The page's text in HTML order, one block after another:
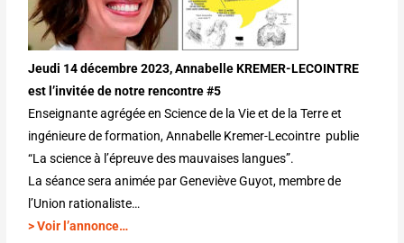
Jeudi 14 décembre 2023, Annabelle KREMER-LECOINTRE
est l’invitée de notre rencontre #5
Enseignante agrégée en Science de la Vie et de la Terre et
ingénieure de formation, Annabelle Kremer-Lecointre publie
“La science à l’épreuve des mauvaises langues”.
La séance sera animée par Geneviève Guyot, membre de
l’Union rationaliste…
>Voir l’annonce…